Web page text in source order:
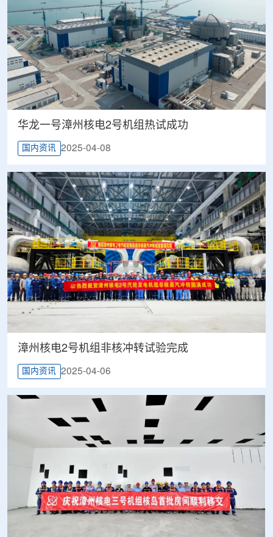
华龙一号漳州核电2号机组热试成功
国内资讯 2025-04-08
漳州核电2号机组非核冲转试验完成
国内资讯 2025-04-06